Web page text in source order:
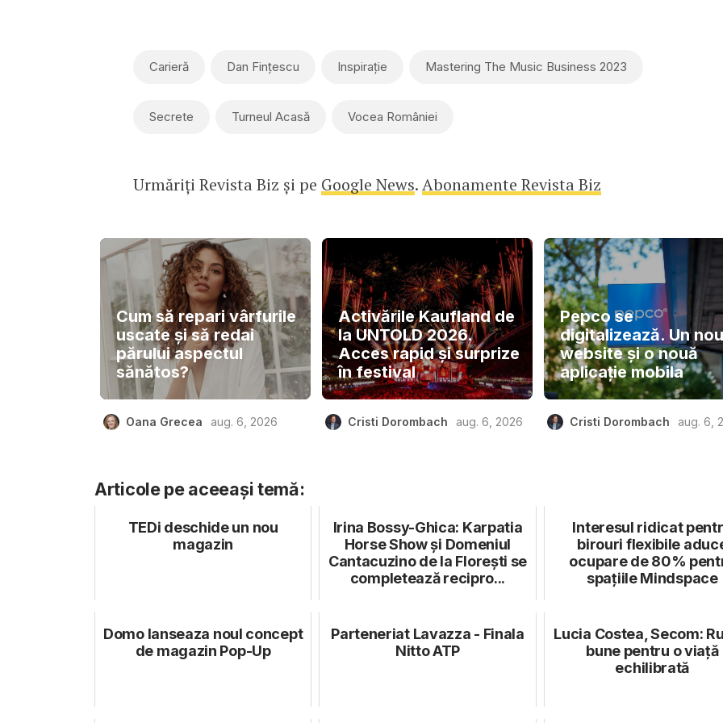
Carieră Dan Fințescu Inspirație Mastering The Music Business 2023
Secrete Turneul Acasă Vocea României
Urmăriți Revista Biz și pe Google News.Abonamente Revista Biz
Cum să repari vârfurile
uscate și să redai
părului aspectul
sănătos?
Oana Grecea aug. 6, 2026
Activările Kaufland de
la UNTOLD 2026.
Acces rapid și surprize
în festival
Cristi Dorombach aug. 6, 2026
Pepco se
digitalizează. Un nou
website și o nouă
aplicație mobila
Cristi Dorombach aug. 6,
Articole pe aceeași temă:
TEDi deschide un nou
magazin
Irina Bossy-Ghica: Karpatia
Horse Show și Domeniul
Cantacuzino de la Florești se
completează recipro...
Interesul ridicat
birouri flexibile
ocupare de 80%
spațiile Mindspace
Domo lanseaza noul concept
de magazin Pop-Up
Parteneriat Lavazza - Finala
Nitto ATP
Lucia Costea, Secom:
bune pentru o viață
echilibrată